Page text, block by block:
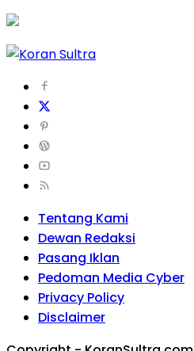
Tentang Kami
Dewan Redaksi
Pasang Iklan
Pedoman Media Cyber
Privacy Policy
Disclaimer